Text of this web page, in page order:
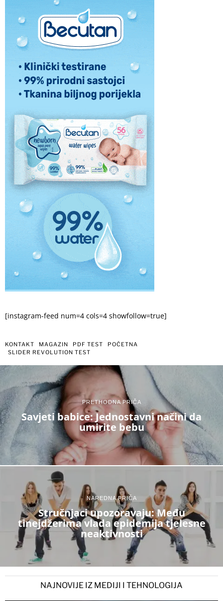
[instagram-feed num=4 cols=4 showfollow=true]
KONTAKT MAGAZIN PDF TEST
POČETNA
SLIDER REVOLUTION TEST
PRETHODNA PRIČA
Savjeti babice: Jednostavni načini da
umirite bebu
NAREDNA PRIČA
Stručnjaci upozoravaju: Među
tinejdžerima vlada epidemija tjelesne
neaktivnosti
NAJNOVIJE IZ MEDIJI I TEHNOLOGIJA